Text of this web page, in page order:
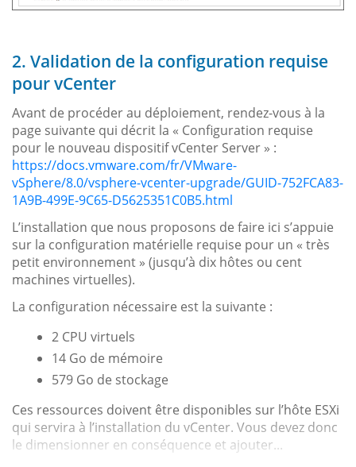
2. Validation de la configuration requise
pour vCenter
Avant de procéder au déploiement, rendez-vous à la
page suivante qui décrit la « Configuration requise
pour le nouveau dispositif vCenter Server » :
https://docs.vmware.com/fr/VMware-
vSphere/8.0/vsphere-vcenter-upgrade/GUID-752FCA83-
1A9B-499E-9C65-D5625351C0B5.html
L’installation que nous proposons de faire ici s’appuie
sur la configuration matérielle requise pour un « très
petit environnement » (jusqu’à dix hôtes ou cent
machines virtuelles).
La configuration nécessaire est la suivante :
2 CPU virtuels
14 Go de mémoire
579 Go de stockage
Ces ressources doivent être disponibles sur l’hôte ESXi
qui servira à l’installation du vCenter. Vous devez donc
le dimensionner en conséquence et ajouter...